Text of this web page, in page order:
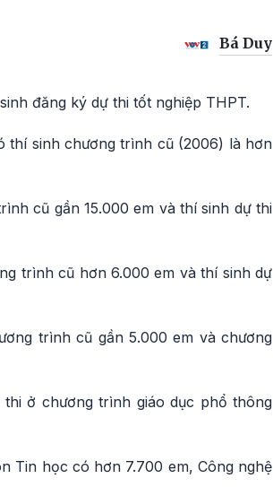
Bá Duy
đăng ký dự thi tốt nghiệp THPT.
sinh chương trình cũ (2006) là hơn
cũ gần 15.000 em và thí sinh dự thi
trình cũ hơn 6.000 em và thí sinh dự
trình cũ gần 5.000 em và chương
ở chương trình giáo dục phổ thông
Tin học có hơn 7.700 em, Công nghệ